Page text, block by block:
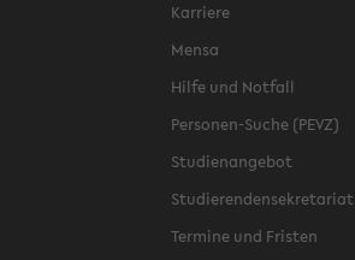
Karriere
Mensa
Hilfe und Notfall
Personen-Suche (PEVZ)
Studienangebot
Studierendensekretariat
Termine und Fristen